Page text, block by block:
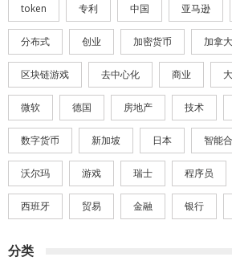
token 专利 中国 亚马逊
分布式 创业 加密货币 加拿大
区块链游戏 去中心化 商业
微软 德国 房地产 技术
数字货币 新加坡 日本 智能
沃尔玛 游戏 瑞士 程序员
西班牙 贸易 金融 银行
分类